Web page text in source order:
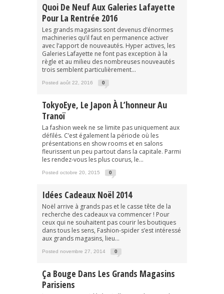
Quoi De Neuf Aux Galeries Lafayette
Pour La Rentrée 2016
Les grands magasins sont devenus d’énormes
machineries qu’il faut en permanence activer
avec l’apport de nouveautés. Hyper actives, les
Galeries Lafayette ne font pas exception à la
règle et au milieu des nombreuses nouveautés
trois semblent particulièrement...
Posted août 22, 2016 0
TokyoEye, Le Japon À L’honneur Au
Tranoï
La fashion week ne se limite pas uniquement aux
défilés. C’est également la période où les
présentations en show rooms et en salons
fleurissent un peu partout dans la capitale. Parmi
les rendez-vous les plus courus, le...
Posted octobre 20, 2015 0
Idées Cadeaux Noël 2014
Noël arrive à grands pas et le casse tête de la
recherche des cadeaux va commencer ! Pour
ceux qui ne souhaitent pas courir les boutiques
dans tous les sens, Fashion-spider s’est intéressé
aux grands magasins, lieu...
Posted novembre 27, 2014 0
Ça Bouge Dans Les Grands Magasins
Parisiens